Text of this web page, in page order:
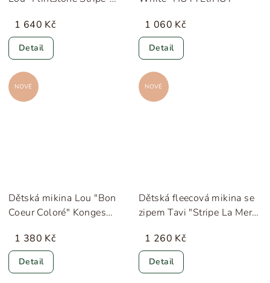
1 640 Kč
Detail
1 060 Kč
Detail
NOVÉ
Dětská mikina Lou "Bon
Coeur Coloré" Konges
1 380 Kč
Detail
NOVÉ
Dětská fleecová mikina se
zipem Tavi "Stripe La Mer"
1 260 Kč
Detail